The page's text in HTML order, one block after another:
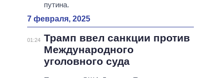
путина.
7 февраля, 2025
01:24 Трамп ввел санкции против
Международного
уголовного суда